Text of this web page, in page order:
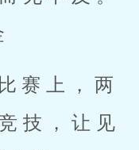
技，让见